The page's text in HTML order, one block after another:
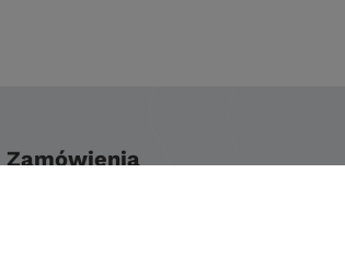
Zamówienia